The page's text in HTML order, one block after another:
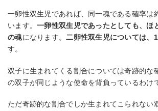
一卵性双生児であれば、同一魂である確率は
います。一卵性双生児であったとしても、ほ
の魂になります。二卵性双生児については、
す。
双子に生まれてくる割合については奇跡的な
の双子が同じような使命を背負っているわけ
ただ奇跡的な割合でしか生まれてこられない